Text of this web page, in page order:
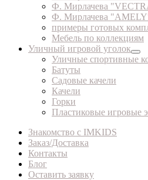
Ф. Мирлачева
Ф. Мирлачева
примеры готовых
Мебель по коллекциям
Уличный игровой уголок
Уличные спортивные
Батуты
Садовые качели
Качели
Горки
Пластиковые игровые
Знакомство с IMKIDS
Заказ/Доставка
Контакты
Блог
Оставить заявку